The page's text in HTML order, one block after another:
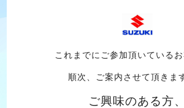
これまでにご参加頂いている
順次、ご案内させて頂きま
ご興味のある方、